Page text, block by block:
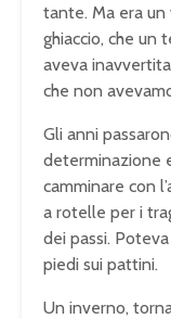
tante. Ma era un
ghiaccio, che un
aveva
che non
Gli anni
determinazione
camminare con
a rotelle per i
dei passi.
piedi sui pattini.
Un inverno,